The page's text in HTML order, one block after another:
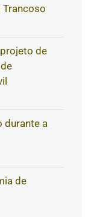
de
durante a
de